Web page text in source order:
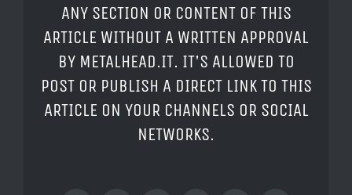
ANY SECTION OR CONTENT OF THIS
ARTICLE WITHOUT A WRITTEN APPROVAL
BY METALHEAD.IT. IT'S ALLOWED TO
POST OR PUBLISH A DIRECT LINK TO THIS
ARTICLE ON YOUR CHANNELS OR SOCIAL
NETWORKS.